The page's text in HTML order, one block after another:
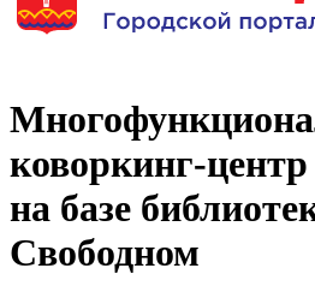
коворкинг-центр
на базе
Свободном